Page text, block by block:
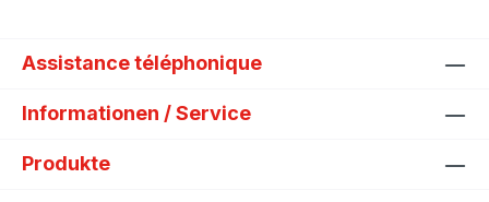
Assistance téléphonique
Informationen / Service
Produkte